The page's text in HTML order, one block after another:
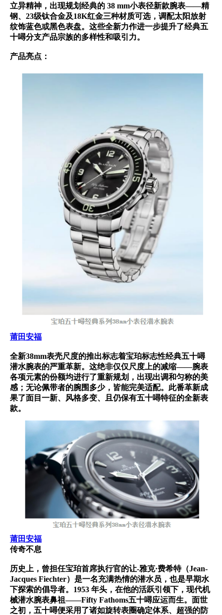
立异精神，出现规划经典的 38 mm小表径新款腕表——精
钢、23级钛合金及18K红金三种材质可选，调配太阳放射
纹饰蓝色或黑色表盘。这些全新力作进一步提升了经典五
十噚分支产品宗族的多样性和吸引力。
产品亮点：
莆田安福
全新38mm表壳尺度的推出标志着宝珀标志性经典五十噚
潜水腕表的严重革新。这绝非仅仅尺度上的减缩——腕表
各项元素的份额均进行了重新规划，出现出调和匀称的美
感；无论佩带者的腕围多少，皆能完美适配。此番革新成
果了面目一新、风格多变、且仍保有五十噚特征的全新表
款。
莆田安福
传奇不息
历史上，曾担任宝珀首席执行官的让-雅克·费希特（Jean-
Jacques Fiechter）是一名充满热情的潜水员，也是早期水
下探索的倡导者。1953 年头，在他的活跃引领下，现代机
械潜水腕表鼻祖——Fifty Fathoms五十噚应运而生。面世
之初，五十噚便采用了诸如旋转表圈确定体系、超强的防